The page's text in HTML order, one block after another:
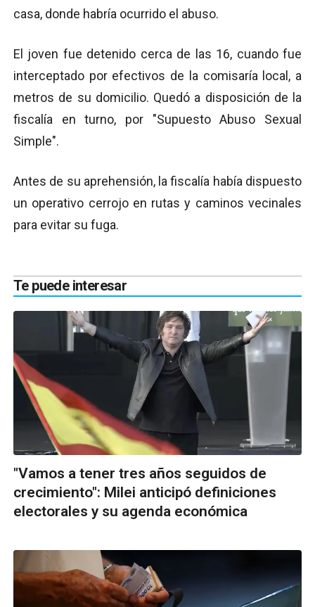
casa, donde habría ocurrido el abuso.
El joven fue detenido cerca de las 16, cuando fue
interceptado por efectivos de la comisaría local, a
metros de su domicilio. Quedó a disposición de la
fiscalía en turno, por "Supuesto Abuso Sexual
Simple".
Antes de su aprehensión, la fiscalía había dispuesto
un operativo cerrojo en rutas y caminos vecinales
para evitar su fuga.
Te puede interesar
"Vamos a tener tres años seguidos de
crecimiento": Milei anticipó definiciones
electorales y su agenda económica